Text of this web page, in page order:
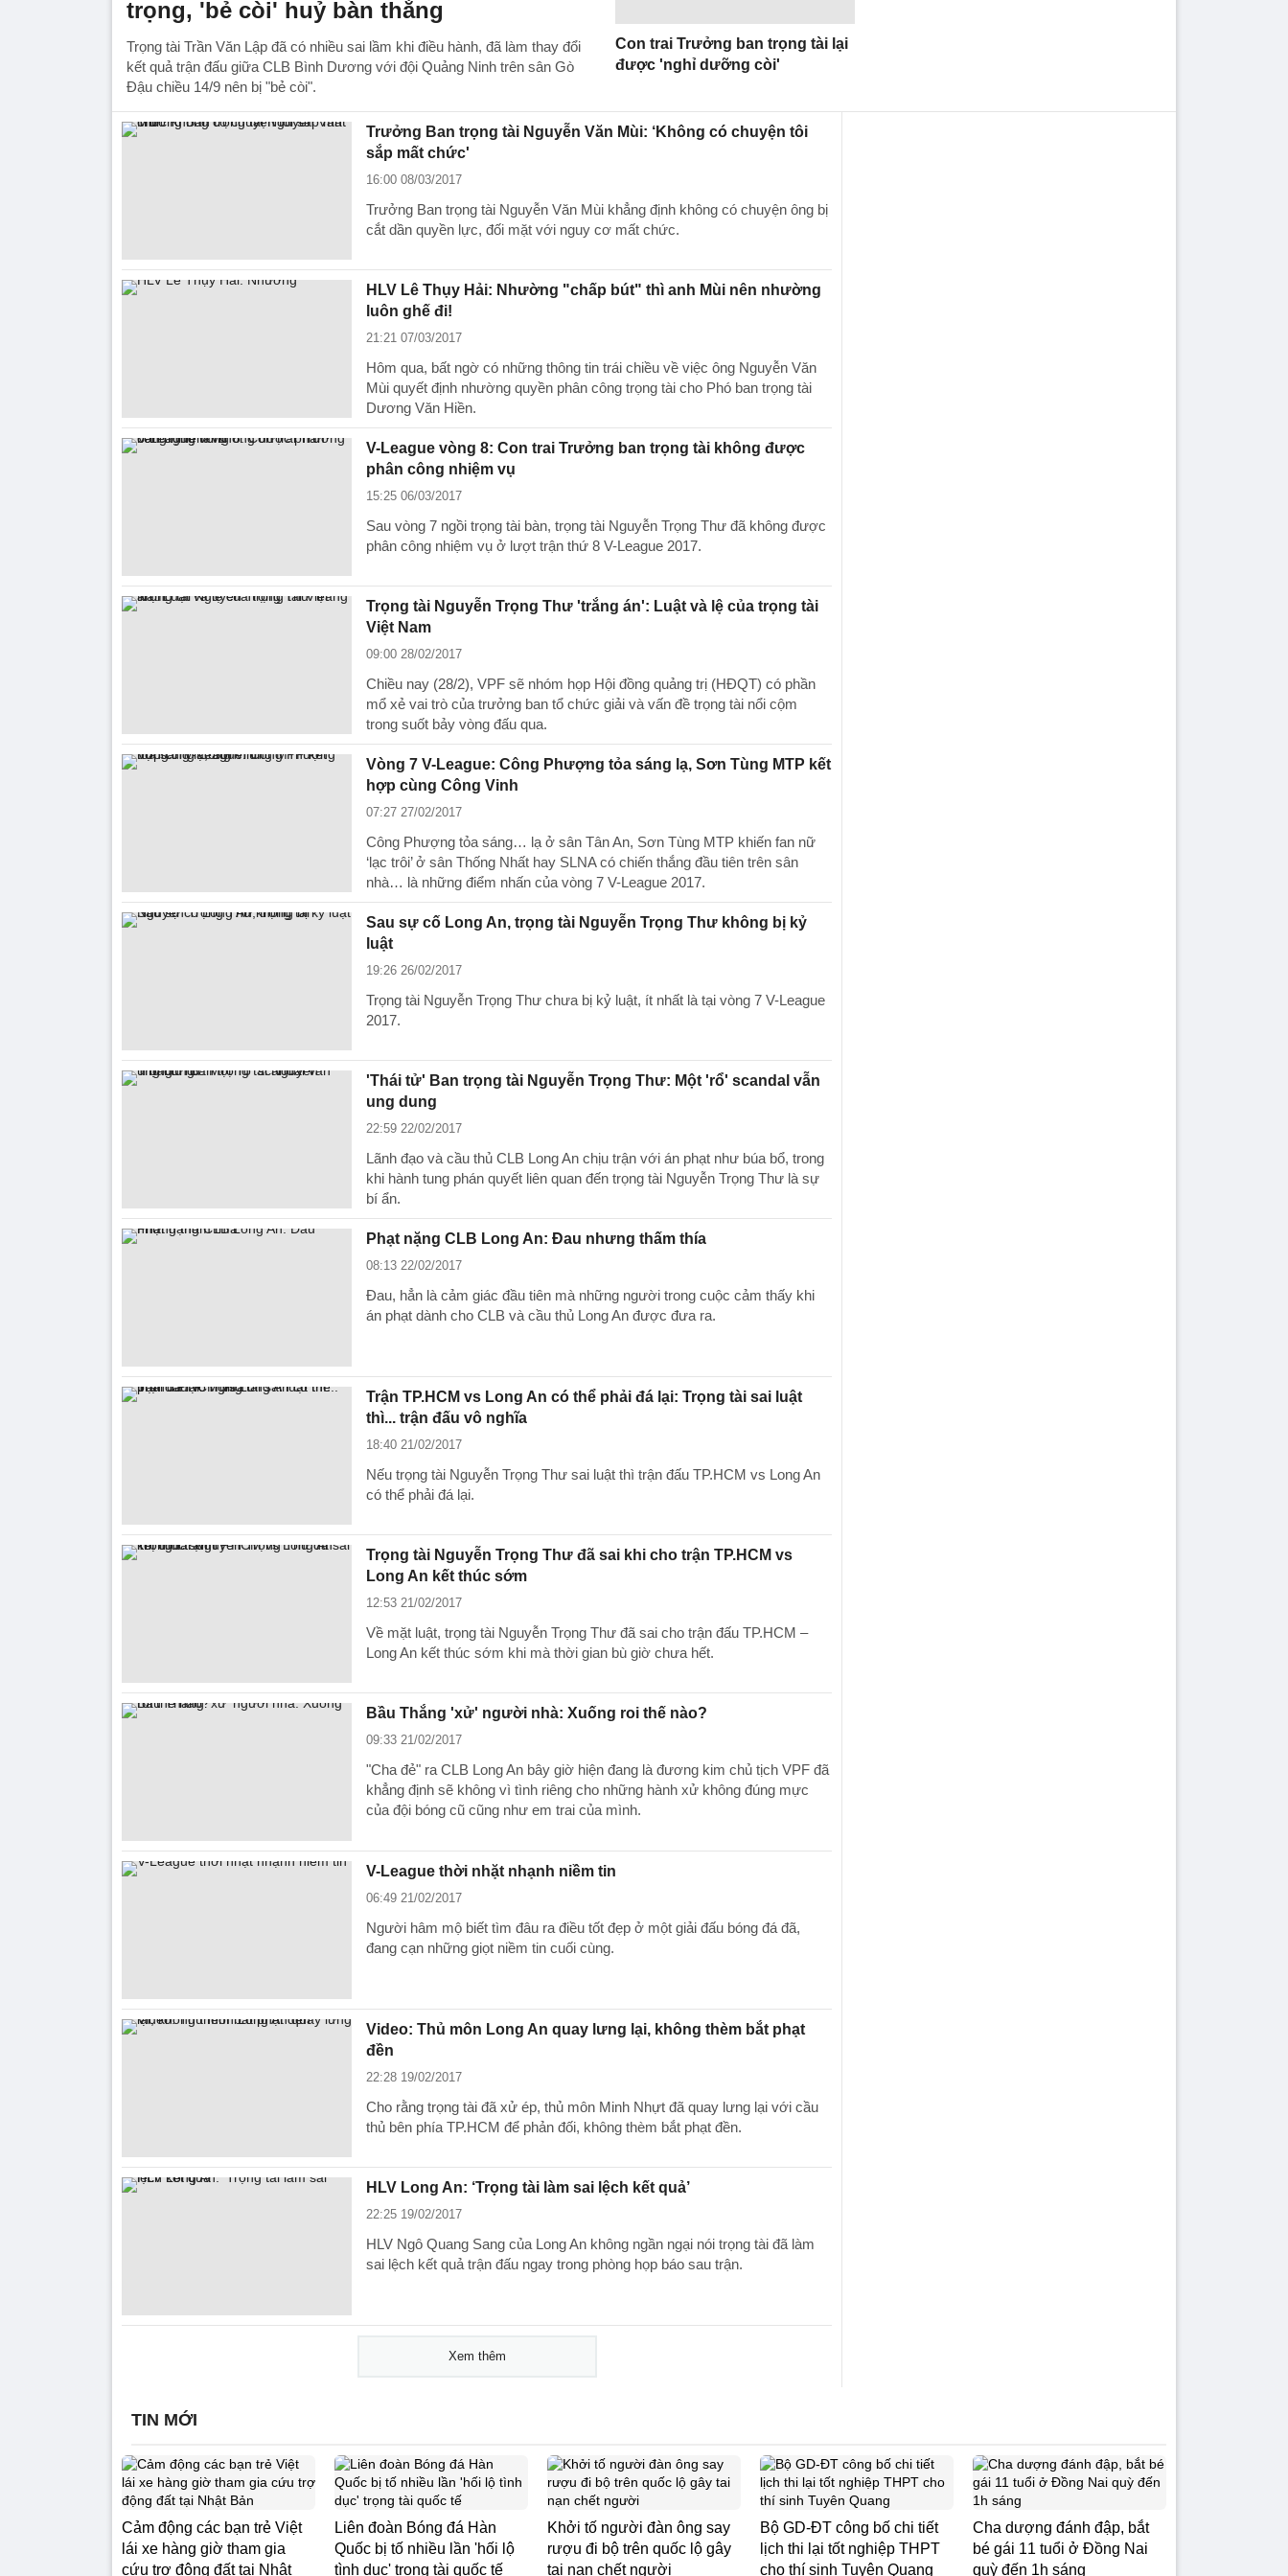
trọng, 'bẻ còi' huỷ bàn thắng
Trọng tài Trần Văn Lập đã có nhiều sai lầm khi điều hành, đã làm thay đổi
kết quả trận đấu giữa CLB Bình Dương với đội Quảng Ninh trên sân Gò
Đậu chiều 14/9 nên bị "bẻ còi".
Con trai Trưởng ban trọng tài lại
được 'nghỉ dưỡng còi'
Trưởng Ban trọng tài Nguyễn Văn Mùi: ‘Không có chuyện tôi
sắp mất chức'
16:00 08/03/2017
Trưởng Ban trọng tài Nguyễn Văn Mùi khẳng định không có chuyện ông bị
cắt dần quyền lực, đối mặt với nguy cơ mất chức.
HLV Lê Thụy Hải: Nhường "chấp bút" thì anh Mùi nên nhường
luôn ghế đi!
21:21 07/03/2017
Hôm qua, bất ngờ có những thông tin trái chiều về việc ông Nguyễn Văn
Mùi quyết định nhường quyền phân công trọng tài cho Phó ban trọng tài
Dương Văn Hiền.
V-League vòng 8: Con trai Trưởng ban trọng tài không được
phân công nhiệm vụ
15:25 06/03/2017
Sau vòng 7 ngồi trọng tài bàn, trọng tài Nguyễn Trọng Thư đã không được
phân công nhiệm vụ ở lượt trận thứ 8 V-League 2017.
Trọng tài Nguyễn Trọng Thư 'trắng án': Luật và lệ của trọng tài
Việt Nam
09:00 28/02/2017
Chiều nay (28/2), VPF sẽ nhóm họp Hội đồng quảng trị (HĐQT) có phần
mổ xẻ vai trò của trưởng ban tổ chức giải và vấn đề trọng tài nổi cộm
trong suốt bảy vòng đấu qua.
Vòng 7 V-League: Công Phượng tỏa sáng lạ, Sơn Tùng MTP kết
hợp cùng Công Vinh
07:27 27/02/2017
Công Phượng tỏa sáng… lạ ở sân Tân An, Sơn Tùng MTP khiến fan nữ
‘lạc trôi’ ở sân Thống Nhất hay SLNA có chiến thắng đầu tiên trên sân
nhà… là những điểm nhấn của vòng 7 V-League 2017.
Sau sự cố Long An, trọng tài Nguyễn Trọng Thư không bị kỷ
luật
19:26 26/02/2017
Trọng tài Nguyễn Trọng Thư chưa bị kỷ luật, ít nhất là tại vòng 7 V-League
2017.
'Thái tử' Ban trọng tài Nguyễn Trọng Thư: Một 'rổ' scandal vẫn
ung dung
22:59 22/02/2017
Lãnh đạo và cầu thủ CLB Long An chịu trận với án phạt như búa bổ, trong
khi hành tung phán quyết liên quan đến trọng tài Nguyễn Trọng Thư là sự
bí ẩn.
Phạt nặng CLB Long An: Đau nhưng thấm thía
08:13 22/02/2017
Đau, hẳn là cảm giác đầu tiên mà những người trong cuộc cảm thấy khi
án phạt dành cho CLB và cầu thủ Long An được đưa ra.
Trận TP.HCM vs Long An có thể phải đá lại: Trọng tài sai luật
thì... trận đấu vô nghĩa
18:40 21/02/2017
Nếu trọng tài Nguyễn Trọng Thư sai luật thì trận đấu TP.HCM vs Long An
có thể phải đá lại.
Trọng tài Nguyễn Trọng Thư đã sai khi cho trận TP.HCM vs
Long An kết thúc sớm
12:53 21/02/2017
Về mặt luật, trọng tài Nguyễn Trọng Thư đã sai cho trận đấu TP.HCM –
Long An kết thúc sớm khi mà thời gian bù giờ chưa hết.
Bầu Thắng 'xử' người nhà: Xuống roi thế nào?
09:33 21/02/2017
"Cha đẻ" ra CLB Long An bây giờ hiện đang là đương kim chủ tịch VPF đã
khẳng định sẽ không vì tình riêng cho những hành xử không đúng mực
của đội bóng cũ cũng như em trai của mình.
V-League thời nhặt nhạnh niềm tin
06:49 21/02/2017
Người hâm mộ biết tìm đâu ra điều tốt đẹp ở một giải đấu bóng đá đã,
đang cạn những giọt niềm tin cuối cùng.
Video: Thủ môn Long An quay lưng lại, không thèm bắt phạt
đền
22:28 19/02/2017
Cho rằng trọng tài đã xử ép, thủ môn Minh Nhựt đã quay lưng lại với cầu
thủ bên phía TP.HCM để phản đối, không thèm bắt phạt đền.
HLV Long An: ‘Trọng tài làm sai lệch kết quả’
22:25 19/02/2017
HLV Ngô Quang Sang của Long An không ngần ngại nói trọng tài đã làm
sai lệch kết quả trận đấu ngay trong phòng họp báo sau trận.
Xem thêm
TIN MỚI
Cảm động các bạn trẻ Việt
lái xe hàng giờ tham gia
cứu trợ động đất tại Nhật
Liên đoàn Bóng đá Hàn
Quốc bị tố nhiều lần 'hối lộ
tình dục' trọng tài quốc tế
Khởi tố người đàn ông say
rượu đi bộ trên quốc lộ gây
tai nạn chết người
Bộ GD-ĐT công bố chi tiết
lịch thi lại tốt nghiệp THPT
cho thí sinh Tuyên Quang
Cha dượng đánh đập, bắt
bé gái 11 tuổi ở Đồng Nai
quỳ đến 1h sáng